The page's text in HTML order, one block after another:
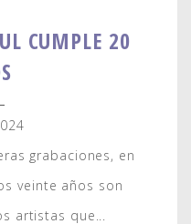
CUMPLE 20
grabaciones, en
veinte años son
artistas que...